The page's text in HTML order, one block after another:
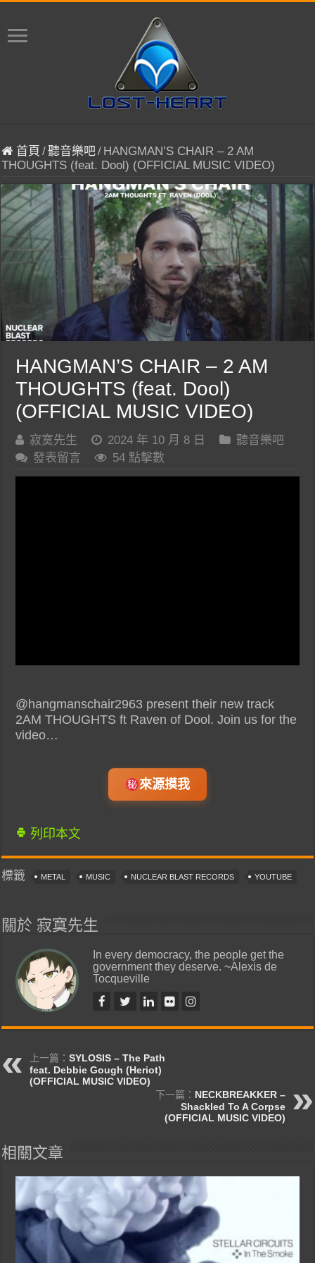
首頁 /聽音樂吧/ HANGMAN’S CHAIR – 2 AM
THOUGHTS (feat. Dool) (OFFICIAL MUSIC VIDEO)
HANGMAN’S CHAIR – 2 AM
THOUGHTS (feat. Dool)
(OFFICIAL MUSIC VIDEO)
寂寞先生 2024 年 10 月 8 日
聽音樂吧
發表留言
54 點擊數
@hangmanschair2963 present their new track
2AM THOUGHTS ft Raven of Dool. Join us for the
video…
來源摸我
列印本文
標籤 METAL MUSIC NUCLEAR BLAST RECORDS YOUTUBE
關於 寂寞先生
In every democracy, the people get the
government they deserve. ~Alexis de
Tocqueville
上一篇：SYLOSIS – The Path
feat. Debbie Gough (Heriot)
(OFFICIAL MUSIC VIDEO)
下一篇： NECKBREAKKER –
Shackled To A Corpse
(OFFICIAL MUSIC VIDEO)
相關文章